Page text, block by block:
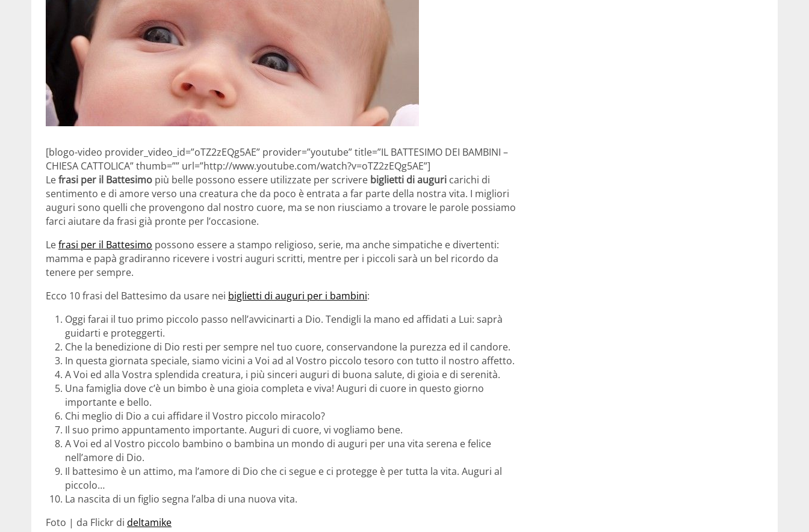
[blogo-video provider_video_id=”oTZ2zEQg5AE” provider=”youtube” title=”IL BATTESIMO DEI BAMBINI –
CHIESA CATTOLICA” thumb=”” url=”http://www.youtube.com/watch?v=oTZ2zEQg5AE”]
Lefrasi per il Battesimo più belle possono essere utilizzate per scrivere biglietti di auguri carichi di
sentimento e di amore verso una creatura che da poco è entrata a far parte della nostra vita. I migliori
auguri sono quelli che provengono dal nostro cuore, ma se non riusciamo a trovare le parole possiamo
farci aiutare da frasi già pronte per l’occasione.
Lefrasi per il Battesimo possono essere a stampo religioso, serie, ma anche simpatiche e divertenti:
mamma e papà gradiranno ricevere i vostri auguri scritti, mentre per i piccoli sarà un bel ricordo da
tenere per sempre.
Ecco 10 frasi del Battesimo da usare nei biglietti di auguri per i bambini:
Oggi farai il tuo primo piccolo passo nell’avvicinarti a Dio. Tendigli la mano ed affidati a Lui: saprà
guidarti e proteggerti.
Che la benedizione di Dio resti per sempre nel tuo cuore, conservandone la purezza ed il candore.
In questa giornata speciale, siamo vicini a Voi ad al Vostro piccolo tesoro con tutto il nostro affetto.
A Voi ed alla Vostra splendida creatura, i più sinceri auguri di buona salute, di gioia e di serenità.
Una famiglia dove c’è un bimbo è una gioia completa e viva! Auguri di cuore in questo giorno
importante e bello.
Chi meglio di Dio a cui affidare il Vostro piccolo miracolo?
Il suo primo appuntamento importante. Auguri di cuore, vi vogliamo bene.
A Voi ed al Vostro piccolo bambino o bambina un mondo di auguri per una vita serena e felice
nell’amore di Dio.
Il battesimo è un attimo, ma l’amore di Dio che ci segue e ci protegge è per tutta la vita. Auguri al
piccolo…
La nascita di un figlio segna l’alba di una nuova vita.
Foto | da Flickr di deltamike